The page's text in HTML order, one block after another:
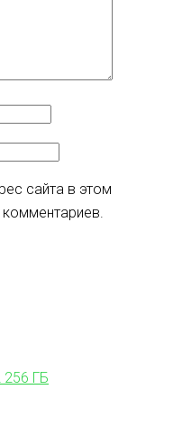
сайта в этом